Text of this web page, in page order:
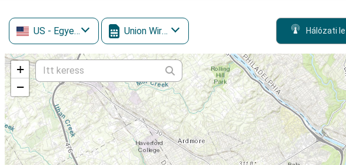
US - Egyesült Államok Union Wireless Hálózati
+
−